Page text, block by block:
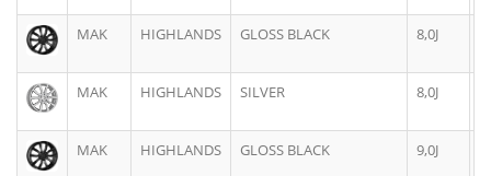
MAK HIGHLANDS GLOSS BLACK 8,0J
MAK HIGHLANDS SILVER 8,0J
MAK HIGHLANDS GLOSS BLACK 9,0J